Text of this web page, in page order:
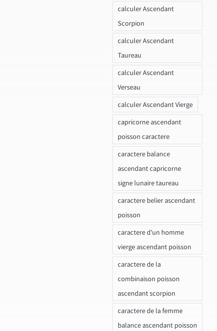
calculer Ascendant
Scorpion
calculer Ascendant
Taureau
calculer Ascendant
Verseau
calculer Ascendant Vierge
capricorne ascendant
poisson caractere
caractere balance
ascendant capricorne
signe lunaire taureau
caractere belier ascendant
poisson
caractere d'un homme
vierge ascendant poisson
caractere de la
combinaison poisson
ascendant scorpion
caractere de la femme
balance ascendant poisson